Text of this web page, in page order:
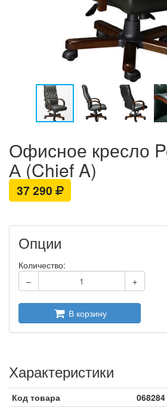
Офисное кресло
А (Chief A)
37 290
Опции
Количество:
–
+
В корзину
Характеристики
Код товара
068284